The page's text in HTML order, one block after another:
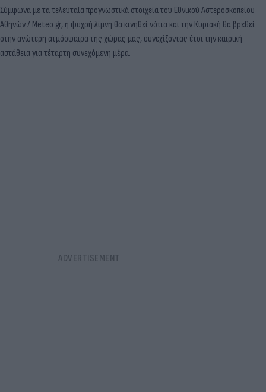
Σύμφωνα με τα τελευταία προγνωστικά στοιχεία του Εθνικού Αστεροσκοπείου
Αθηνών / Meteo.gr, η ψυχρή λίμνη θα κινηθεί νότια και την Κυριακή θα βρεθεί
στην ανώτερη ατμόσφαιρα της χώρας μας, συνεχίζοντας έτσι την καιρική
αστάθεια για τέταρτη συνεχόμενη μέρα.